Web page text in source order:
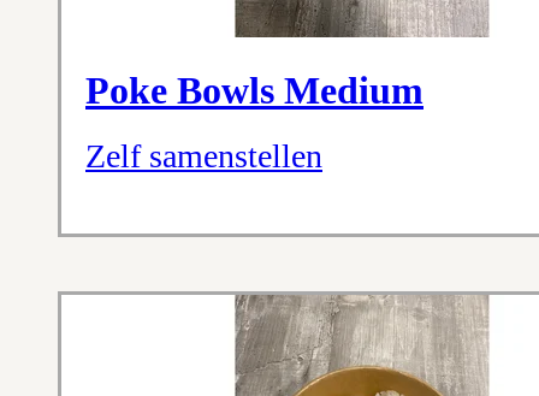
Poke Bowls Medium
Zelf samenstellen